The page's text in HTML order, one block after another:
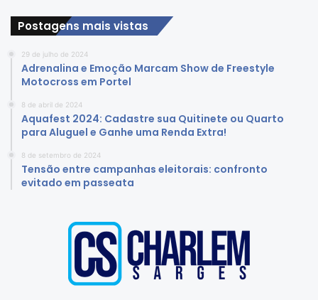
Postagens mais vistas
29 de julho de 2024
Adrenalina e Emoção Marcam Show de Freestyle
Motocross em Portel
8 de abril de 2024
Aquafest 2024: Cadastre sua Quitinete ou Quarto
para Aluguel e Ganhe uma Renda Extra!
8 de setembro de 2024
Tensão entre campanhas eleitorais: confronto
evitado em passeata